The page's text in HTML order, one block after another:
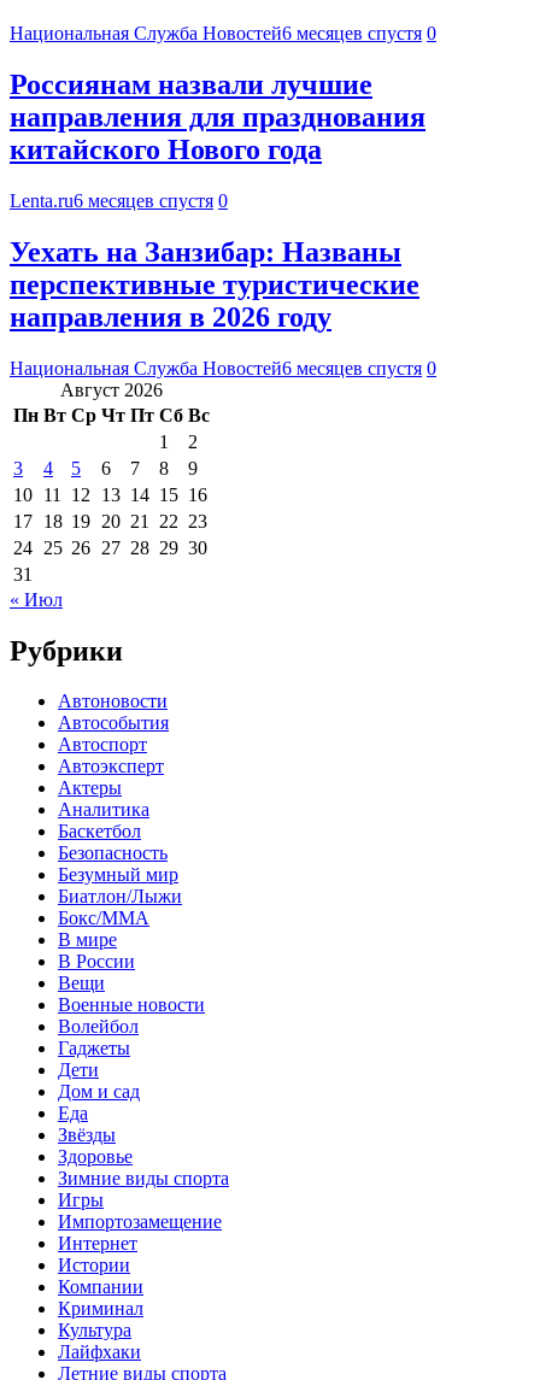
Национальная Служба Новостей6 месяцев спустя 0
Россиянам назвали лучшие
направления для празднования
китайского Нового года
Lenta.ru6 месяцев спустя 0
Уехать на Занзибар: Названы
перспективные туристические
направления в 2026 году
Национальная Служба Новостей6 месяцев спустя 0
Август 2026
Пн Вт Ср Чт Пт Сб Вс
1
2
3
4 5 6 7 8
9
10 11 12 13 14 15 16
17 18 19 20 21 22 23
24 25 26 27 28 29 30
31
« Июл
Рубрики
Автоновости
Автособытия
Автоспорт
Автоэксперт
Актеры
Аналитика
Баскетбол
Безопасность
Безумный мир
Биатлон/Лыжи
Бокс/MMA
В мире
В России
Вещи
Военные новости
Волейбол
Гаджеты
Дети
Дом и сад
Еда
Звёзды
Здоровье
Зимние виды спорта
Игры
Импортозамещение
Интернет
Истории
Компании
Криминал
Культура
Лайфхаки
Летние виды спорта